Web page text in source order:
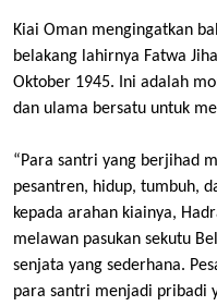
Kiai Oman mengingatkan
belakang lahirnya Fatwa
Oktober 1945. Ini adalah
dan ulama bersatu untuk
“Para santri yang berjihad
pesantren, hidup, tumbuh,
kepada arahan kiainya,
melawan pasukan sekutu
senjata yang sederhana.
para santri menjadi pribadi